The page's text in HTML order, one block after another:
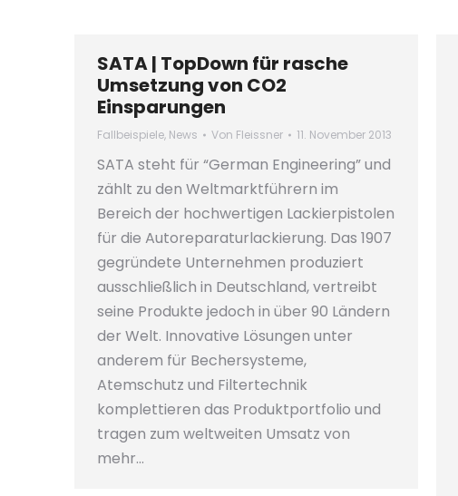
SATA | TopDown für rasche
Umsetzung von CO2
Einsparungen
Fallbeispiele, News Von Fleissner 11. November 2013
SATA steht für “German Engineering” und
zählt zu den Weltmarktführern im
Bereich der hochwertigen Lackierpistolen
für die Autoreparaturlackierung. Das 1907
gegründete Unternehmen produziert
ausschließlich in Deutschland, vertreibt
seine Produkte jedoch in über 90 Ländern
der Welt. Innovative Lösungen unter
anderem für Bechersysteme,
Atemschutz und Filtertechnik
komplettieren das Produktportfolio und
tragen zum weltweiten Umsatz von
mehr…